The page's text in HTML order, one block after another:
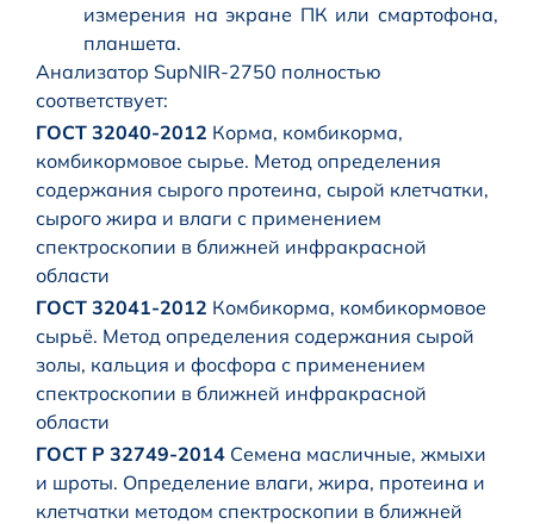
измерения на экране ПК или смартофона,
планшета.
Анализатор SupNIR-2750 полностью
соответствует:
ГОСТ 32040-2012 Корма, комбикорма,
комбикормовое сырье. Метод определения
содержания сырого протеина, сырой клетчатки,
сырого жира и влаги с применением
спектроскопии в ближней инфракрасной
области
ГОСТ 32041-2012 Комбикорма, комбикормовое
сырьё. Метод определения содержания сырой
золы, кальция и фосфора с применением
спектроскопии в ближней инфракрасной
области
ГОСТ Р 32749-2014 Семена масличные, жмыхи
и шроты. Определение влаги, жира, протеина и
клетчатки методом спектроскопии в ближней